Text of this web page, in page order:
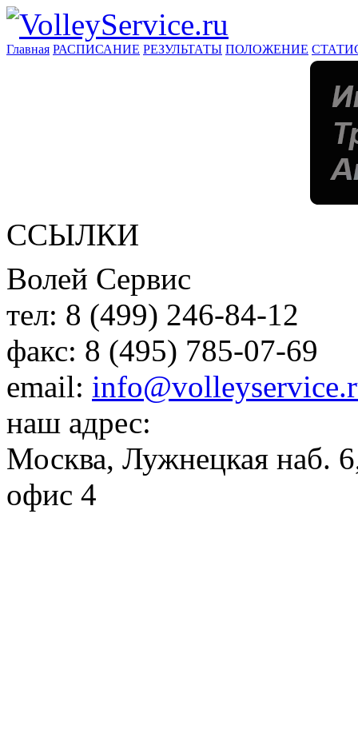
Главная РАСПИСАНИЕ РЕЗУЛЬТАТЫ ПОЛОЖЕНИЕ
ССЫЛКИ
Волей Сервис
тел: 8 (499) 246-84-12
факс: 8 (495) 785-07-69
email:
наш адрес:
Москва, Лужнецкая наб.
офис 4